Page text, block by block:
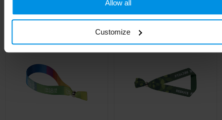
Allow all
Customize